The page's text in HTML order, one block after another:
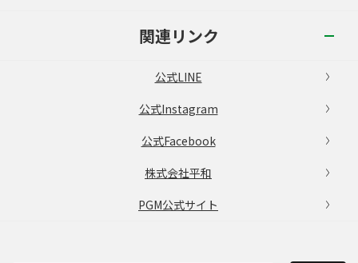
関連リンク
公式LINE
公式Instagram
公式Facebook
株式会社平和
PGM公式サイト